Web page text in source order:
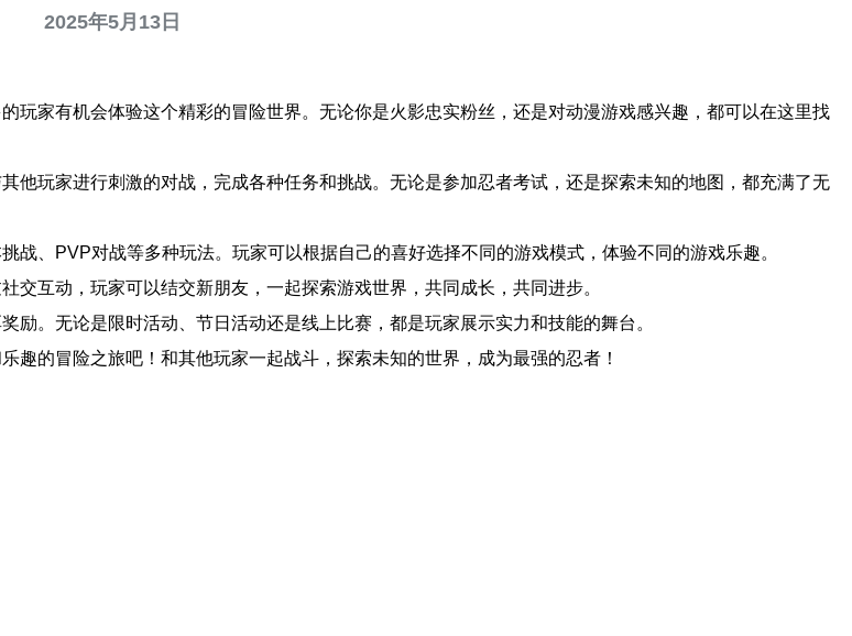
2025年5月13日
玩家有机会体验这个精彩的冒险世界。无论你是火影忠实粉丝，还是对动漫游戏感兴趣，都可以在这里找
他玩家进行刺激的对战，完成各种任务和挑战。无论是参加忍者考试，还是探索未知的地图，都充满了无
、PVP对战等多种玩法。玩家可以根据自己的喜好选择不同的游戏模式，体验不同的游戏乐趣。
互动，玩家可以结交新朋友，一起探索游戏世界，共同成长，共同进步。
。无论是限时活动、节日活动还是线上比赛，都是玩家展示实力和技能的舞台。
的冒险之旅吧！和其他玩家一起战斗，探索未知的世界，成为最强的忍者！